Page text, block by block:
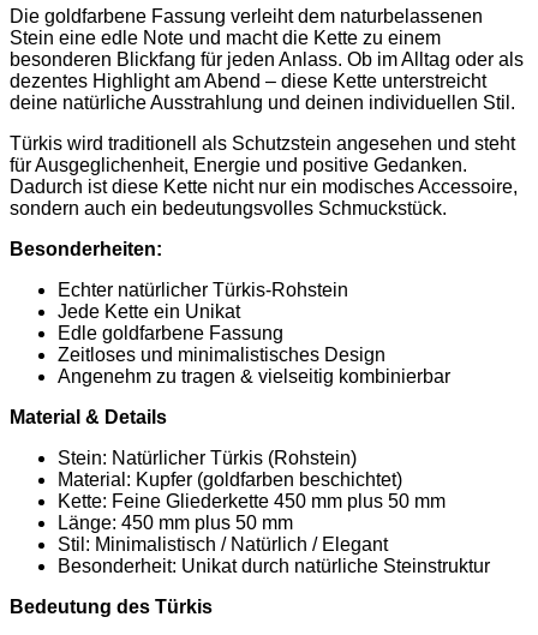
Die goldfarbene Fassung verleiht dem naturbelassenen
Stein eine edle Note und macht die Kette zu einem
besonderen Blickfang für jeden Anlass. Ob im Alltag oder als
dezentes Highlight am Abend – diese Kette unterstreicht
deine natürliche Ausstrahlung und deinen individuellen Stil.
Türkis wird traditionell als Schutzstein angesehen und steht
für Ausgeglichenheit, Energie und positive Gedanken.
Dadurch ist diese Kette nicht nur ein modisches Accessoire,
sondern auch ein bedeutungsvolles Schmuckstück.
Besonderheiten:
Echter natürlicher Türkis-Rohstein
Jede Kette ein Unikat
Edle goldfarbene Fassung
Zeitloses und minimalistisches Design
Angenehm zu tragen & vielseitig kombinierbar
Material & Details
Stein: Natürlicher Türkis (Rohstein)
Material: Kupfer (goldfarben beschichtet)
Kette: Feine Gliederkette 450 mm plus 50 mm
Länge: 450 mm plus 50 mm
Stil: Minimalistisch / Natürlich / Elegant
Besonderheit: Unikat durch natürliche Steinstruktur
Bedeutung des Türkis